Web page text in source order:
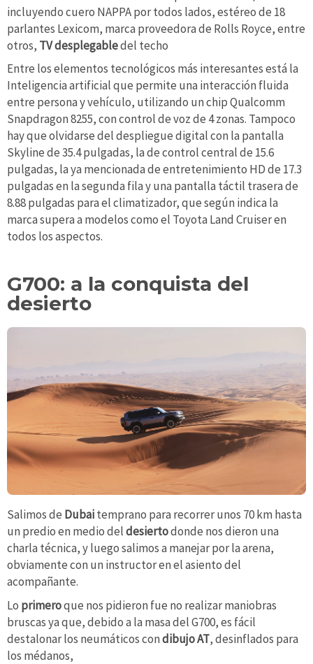
incluyendo cuero NAPPA por todos lados, estéreo de 18
parlantes Lexicom, marca proveedora de Rolls Royce, entre
otros, TV desplegabledel techo
Entre los elementos tecnológicos más interesantes está la
Inteligencia artificial que permite una interacción fluida
entre persona y vehículo, utilizando un chip Qualcomm
Snapdragon 8255, con control de voz de 4 zonas. Tampoco
hay que olvidarse del despliegue digital con la pantalla
Skyline de 35.4 pulgadas, la de control central de 15.6
pulgadas, la ya mencionada de entretenimiento HD de 17.3
pulgadas en la segunda fila y una pantalla táctil trasera de
8.88 pulgadas para el climatizador, que según indica la
marca supera a modelos como el Toyota Land Cruiser en
todos los aspectos.
G700: a la conquista del
desierto
Salimos de Dubaitemprano para recorrer unos 70 km hasta
un predio en medio deldesiertodonde nos dieron una
charla técnica, y luego salimos a manejar por la arena,
obviamente con un instructor en el asiento del
acompañante.
Lo primeroque nos pidieron fue no realizar maniobras
bruscas ya que, debido a la masa del G700, es fácil
destalonar los neumáticos condibujo AT, desinflados para
los médanos,